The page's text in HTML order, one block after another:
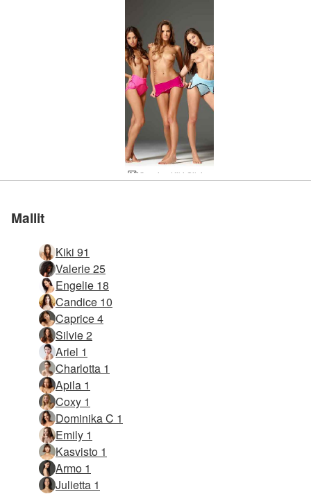
Mallit
Kiki 91
Valerie 25
Engelie 18
Candice 10
Caprice 4
Silvie 2
Ariel 1
Charlotta 1
Apila 1
Coxy 1
Dominika C 1
Emily 1
Kasvisto 1
Armo 1
Julietta 1